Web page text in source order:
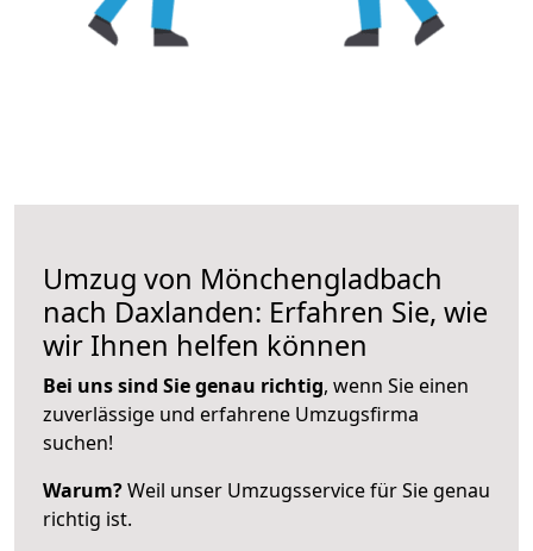
Umzug von Mönchengladbach
nach Daxlanden: Erfahren Sie, wie
wir Ihnen helfen können
Bei uns sind Sie genau richtig, wenn Sie einen
zuverlässige und erfahrene Umzugsfirma
suchen!
Warum?Weil unser Umzugsservice für Sie genau
richtig ist.